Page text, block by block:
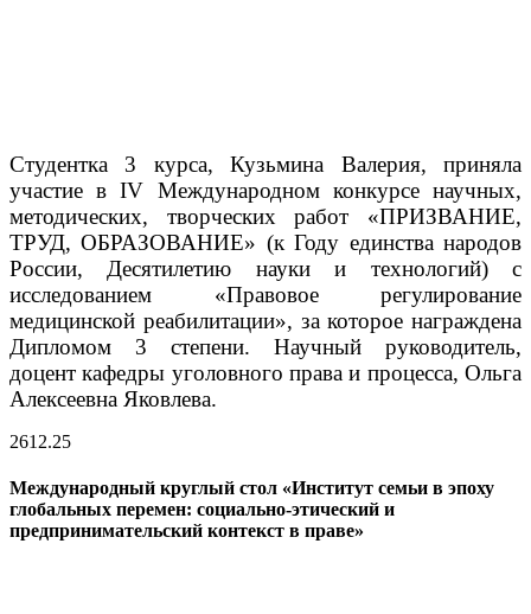
Студентка 3 курса, Кузьмина Валерия, приняла
участие в IV Международном конкурсе научных,
методических, творческих работ «ПРИЗВАНИЕ,
ТРУД, ОБРАЗОВАНИЕ» (к Году единства народов
России, Десятилетию науки и технологий) с
исследованием «Правовое регулирование
медицинской реабилитации», за которое награждена​
Дипломом 3 степени. Научный руководитель,
доцент кафедры уголовного права и процесса, Ольга
Алексеевна Яковлева.
2612.25
Международный круглый стол «Институт семьи в эпоху
глобальных перемен: социально-этический и
предпринимательский контекст в праве»